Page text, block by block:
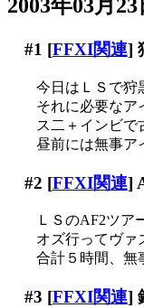
2003年03月23
#1 [FFXI関連]
今日はＬＳで狩
それに必要なア
ス二＋インビで
昼前には無事
#2 [FFXI関連]
ＬＳのAF2ツ
オズ行ってヴァ
合計５時間、
#3 [FFXI関連]